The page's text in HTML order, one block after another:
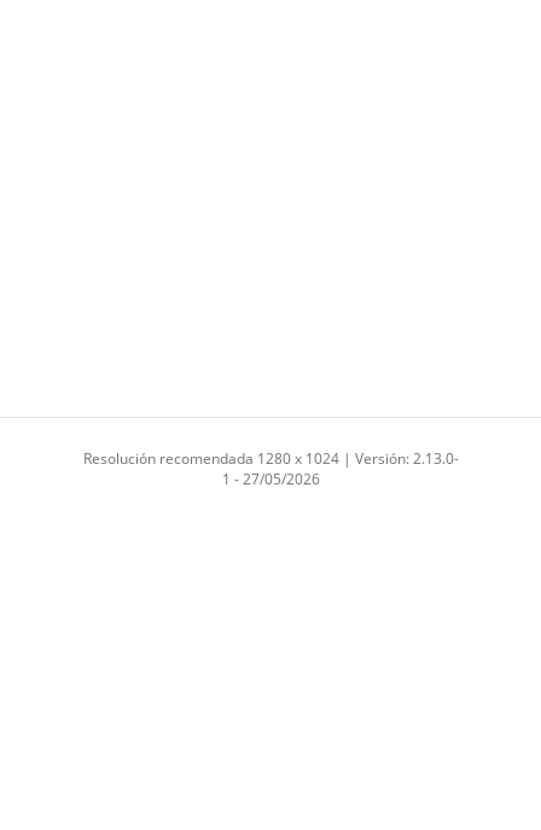
Resolución recomendada 1280 x 1024 | Versión: 2.13.0-
1 - 27/05/2026